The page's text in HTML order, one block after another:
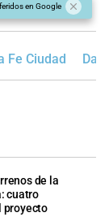
en Google
Fe Ciudad
de la
cuatro
proyecto